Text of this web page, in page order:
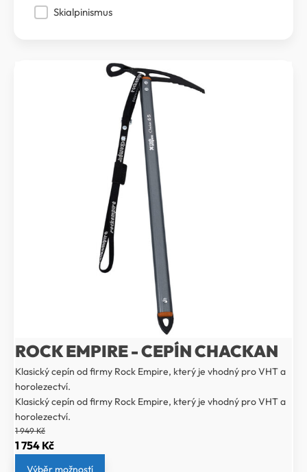
Skialpinismus
ROCK EMPIRE - CEPÍN CHACKAN
Klasický cepín od firmy Rock Empire, který je vhodný pro VHT a
horolezectví.
Klasický cepín od firmy Rock Empire, který je vhodný pro VHT a
horolezectví.
1 949Kč
Původní
cena
1 754 KčAktuální
cena
Výběr možností